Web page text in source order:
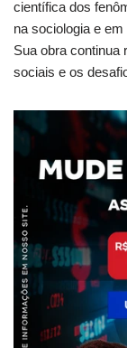
científica dos
na sociologia e
Sua obra continua
sociais e os